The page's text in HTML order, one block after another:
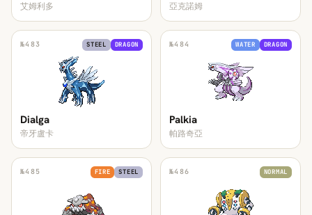
艾姆利多 亞克諾姆
№483 STEEL DRAGON
Dialga
帝牙盧卡
№484 WATER DRAGON
Palkia
帕路奇亞
№485 FIRE STEEL №486 NORMAL